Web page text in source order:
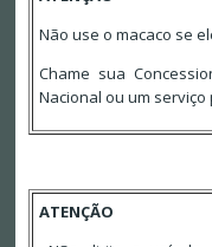
Não use o macaco se
Chame sua
Nacional ou um
ATENÇÃO